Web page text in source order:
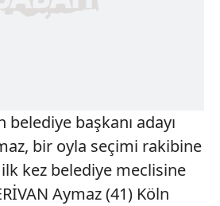
belediye başkanı adayı
bir oyla seçimi rakibine
ilk kez belediye meclisine
Aymaz (41) Köln